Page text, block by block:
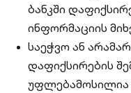
ბანკში
ინფორმაციის
საეჭვო ან
დაფიქსირების
უფლებამოსილია